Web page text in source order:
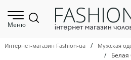
Меню
Интернет-магазин Fashion-ua / Мужская
/ Белая